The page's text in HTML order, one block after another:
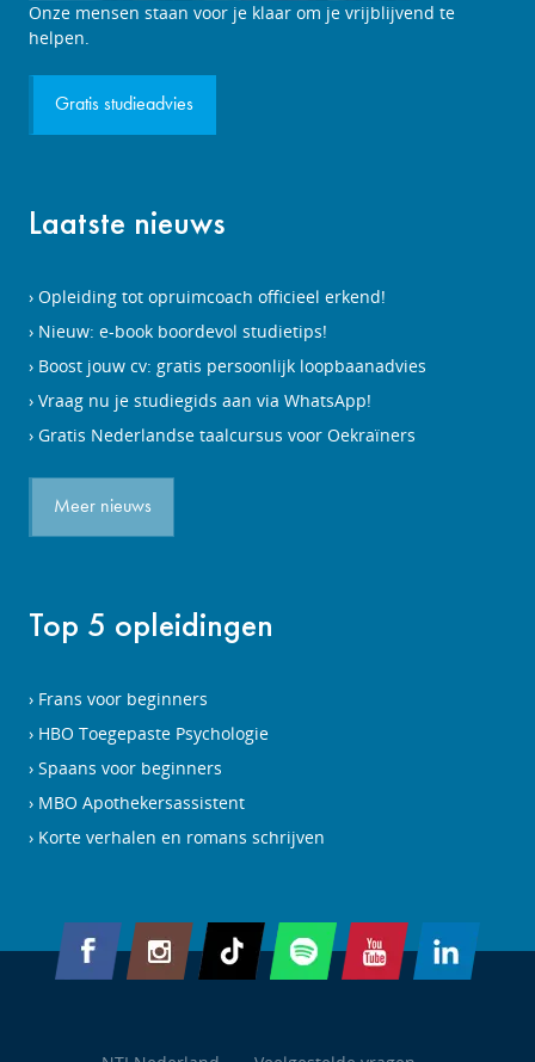
Onze mensen staan voor je klaar om je vrijblijvend te
helpen.
Gratis studieadvies
Laatste nieuws
Opleiding tot opruimcoach officieel erkend!
Nieuw: e-book boordevol studietips!
Boost jouw cv: gratis persoonlijk loopbaanadvies
Vraag nu je studiegids aan via WhatsApp!
Gratis Nederlandse taalcursus voor Oekraïners
Meer nieuws
Top 5 opleidingen
Frans voor beginners
HBO Toegepaste Psychologie
Spaans voor beginners
MBO Apothekersassistent
Korte verhalen en romans schrijven